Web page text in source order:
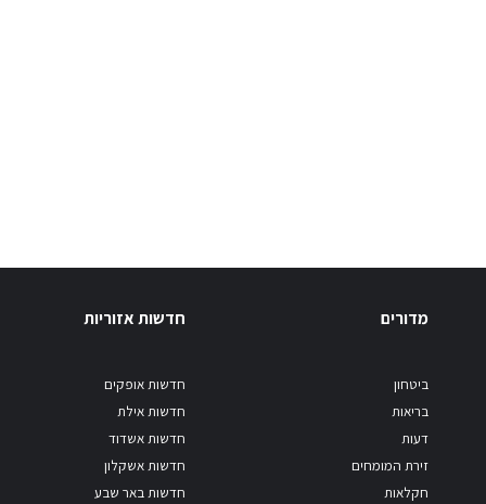
מדורים
ביטחון
בריאות
דעות
זירת המומחים
חקלאות
חדשות אזוריות
חדשות אופקים
חדשות אילת
חדשות אשדוד
חדשות אשקלון
חדשות באר שבע